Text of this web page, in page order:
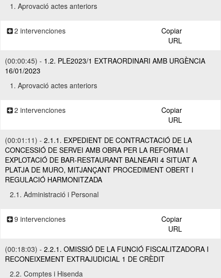
1. Aprovació actes anteriors
2 intervenciones
Copiar
URL
(00:00:45) - 1.2. PLE2023/1 EXTRAORDINARI AMB URGÈNCIA
16/01/2023
1. Aprovació actes anteriors
2 intervenciones
Copiar
URL
(00:01:11) - 2.1.1. EXPEDIENT DE CONTRACTACIÓ DE LA
CONCESSIÓ DE SERVEI AMB OBRA PER LA REFORMA I
EXPLOTACIÓ DE BAR-RESTAURANT BALNEARI 4 SITUAT A
PLATJA DE MURO, MITJANÇANT PROCEDIMENT OBERT I
REGULACIÓ HARMONITZADA
2.1. Administració i Personal
9 intervenciones
Copiar
URL
(00:18:03) - 2.2.1. OMISSIÓ DE LA FUNCIÓ FISCALITZADORA I
RECONEIXEMENT EXTRAJUDICIAL 1 DE CRÈDIT
2.2. Comptes i Hisenda